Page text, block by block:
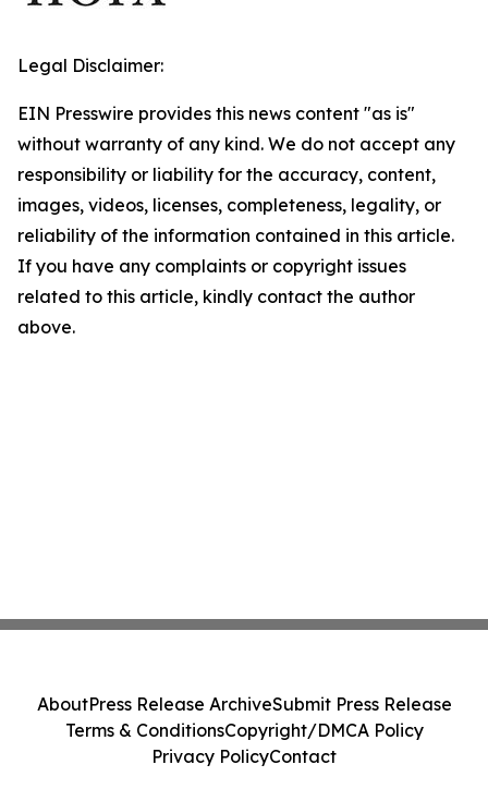
Legal Disclaimer:
EIN Presswire provides this news content "as is"
without warranty of any kind. We do not accept any
responsibility or liability for the accuracy, content,
images, videos, licenses, completeness, legality, or
reliability of the information contained in this article.
If you have any complaints or copyright issues
related to this article, kindly contact the author
above.
AboutPress Release ArchiveSubmit Press Release
Terms & ConditionsCopyright/DMCA Policy
Privacy PolicyContact